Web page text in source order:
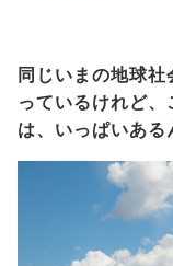
同じいまの地球
っているけれど
は、いっぱいある